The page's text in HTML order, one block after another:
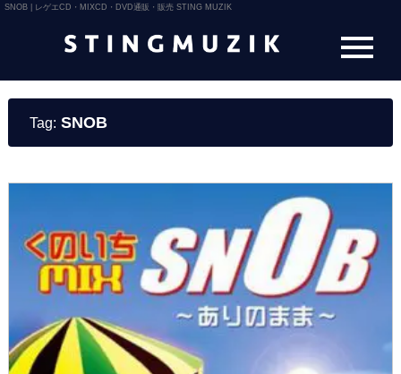
SNOB | レゲエCD・MIXCD・DVD通販・販売 STING MUZIK
Tag: SNOB